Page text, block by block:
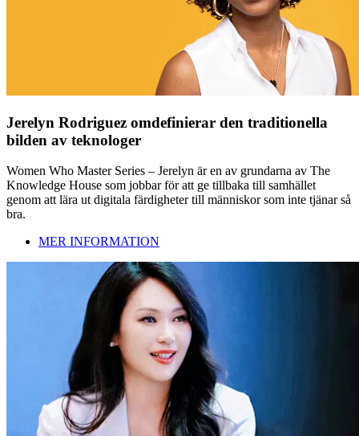
Jerelyn Rodriguez omdefinierar den traditionella
bilden av teknologer
Women Who Master Series – Jerelyn är en av grundarna av The
Knowledge House som jobbar för att ge tillbaka till samhället
genom att lära ut digitala färdigheter till människor som inte tjänar så
bra.
MER INFORMATION